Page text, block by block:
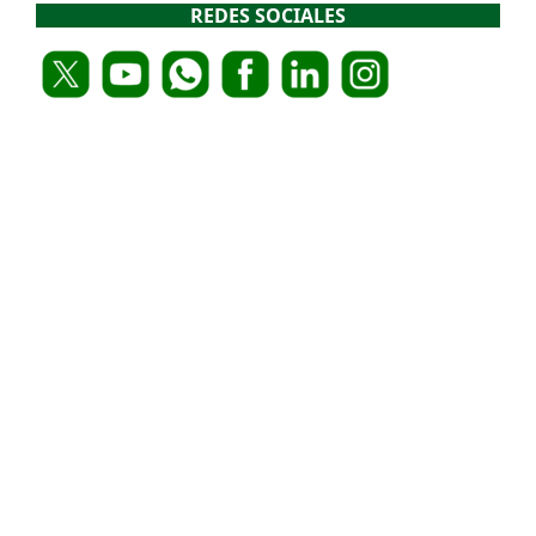
REDES SOCIALES